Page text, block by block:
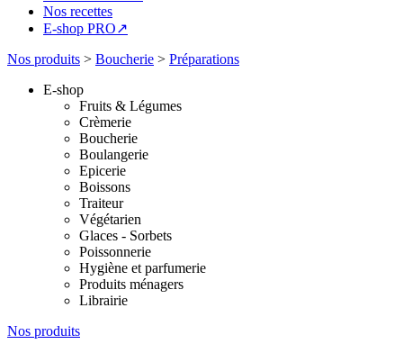
Nos recettes
E-shop PRO↗
Nos produits > Boucherie > Préparations
E-shop
Fruits & Légumes
Crèmerie
Boucherie
Boulangerie
Epicerie
Boissons
Traiteur
Végétarien
Glaces - Sorbets
Poissonnerie
Hygiène et parfumerie
Produits ménagers
Librairie
Nos produits